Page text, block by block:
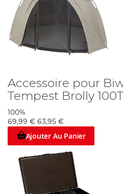
Accessoire pour
Tempest Brolly
100%
69,99 € 63,95 €
Ajouter Au Panier